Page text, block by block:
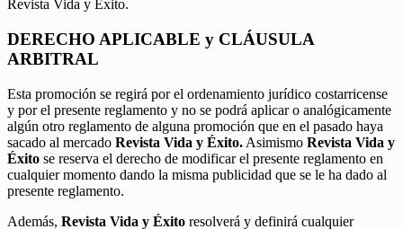
Revista Vida y Éxito.
DERECHO APLICABLE y CLÁUSULA
ARBITRAL
Esta promoción se regirá por el ordenamiento jurídico costarricense
y por el presente reglamento y no se podrá aplicar o analógicamente
algún otro reglamento de alguna promoción que en el pasado haya
sacado al mercado Revista Vida y Éxito. Asimismo Revista Vida y
Éxito se reserva el derecho de modificar el presente reglamento en
cualquier momento dando la misma publicidad que se le ha dado al
presente reglamento.
Además, Revista Vida y Éxito resolverá y definirá cualquier